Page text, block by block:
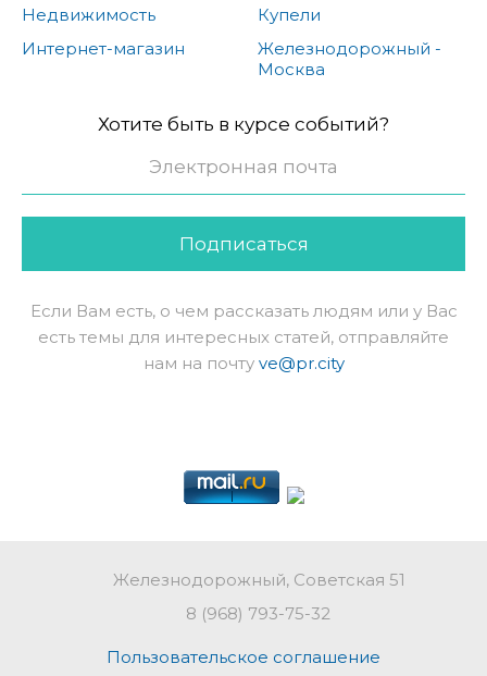
Недвижимость
Интернет-магазин
Купели
Железнодорожный -
Москва
Хотите быть в курсе событий?
Подписаться
Если Вам есть, о чем рассказать людям или у Вас
есть темы для интересных статей, отправляйте
нам на почту ve@pr.city
Железнодорожный, Советская 51
8 (968) 793-75-32
Пользовательское соглашение